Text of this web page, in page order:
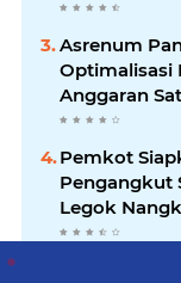
Asrenum
Optimalisasi
Anggaran
Evaluasi
Pemkot
Pengangkut
Legok
Jelang